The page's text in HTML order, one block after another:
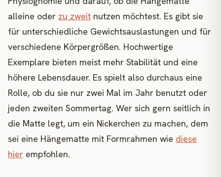
alleine oder zu zweit nutzen möchtest. Es gibt sie
für unterschiedliche Gewichtsauslastungen und für
verschiedene Körpergrößen. Hochwertige
Exemplare bieten meist mehr Stabilität und eine
höhere Lebensdauer. Es spielt also durchaus eine
Rolle, ob du sie nur zwei Mal im Jahr benutzt oder
jeden zweiten Sommertag. Wer sich gern seitlich in
die Matte legt, um ein Nickerchen zu machen, dem
sei eine Hängematte mit Formrahmen wie diese
hier empfohlen.